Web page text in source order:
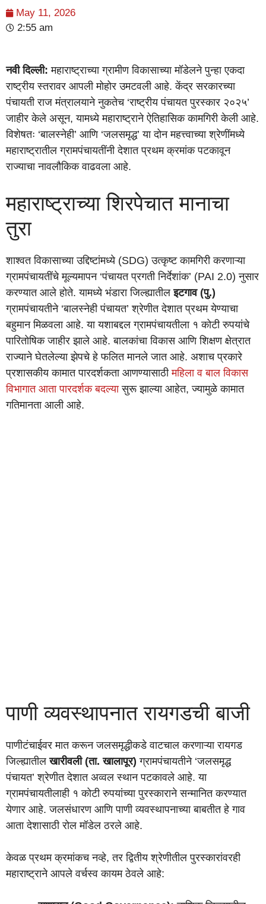
May 11, 2026
2:55 am
नवी दिल्ली: महाराष्ट्राच्या ग्रामीण विकासाच्या मॉडेलने पुन्हा एकदा
राष्ट्रीय स्तरावर आपली मोहोर उमटवली आहे. केंद्र सरकारच्या
पंचायती राज मंत्रालयाने नुकतेच ‘राष्ट्रीय पंचायत पुरस्कार २०२५’
जाहीर केले असून, यामध्ये महाराष्ट्राने ऐतिहासिक कामगिरी केली आहे.
विशेषतः ‘बालस्नेही’ आणि ‘जलसमृद्ध’ या दोन महत्त्वाच्या श्रेणींमध्ये
महाराष्ट्रातील ग्रामपंचायतींनी देशात प्रथम क्रमांक पटकावून
राज्याचा नावलौकिक वाढवला आहे.
महाराष्ट्राच्या शिरपेचात मानाचा
तुरा
शाश्वत विकासाच्या उद्दिष्टांमध्ये (SDG) उत्कृष्ट कामगिरी करणाऱ्या
ग्रामपंचायतींचे मूल्यमापन ‘पंचायत प्रगती निर्देशांक’ (PAI 2.0) नुसार
करण्यात आले होते. यामध्ये भंडारा जिल्ह्यातीलइटगाव (पु.)
ग्रामपंचायतीने ‘बालस्नेही पंचायत’ श्रेणीत देशात प्रथम येण्याचा
बहुमान मिळवला आहे. या यशाबद्दल ग्रामपंचायतीला १ कोटी रुपयांचे
पारितोषिक जाहीर झाले आहे. बालकांचा विकास आणि शिक्षण क्षेत्रात
राज्याने घेतलेल्या झेपचे हे फलित मानले जात आहे. अशाच प्रकारे
प्रशासकीय कामात पारदर्शकता आणण्यासाठीमहिला व बाल विकास
विभागात आता पारदर्शक बदल्यासुरू झाल्या आहेत, ज्यामुळे कामात
गतिमानता आली आहे.
पाणी व्यवस्थापनात रायगडची बाजी
पाणीटंचाईवर मात करून जलसमृद्धीकडे वाटचाल करणाऱ्या रायगड
जिल्ह्यातीलखारीवली (ता. खालापूर) ग्रामपंचायतीने ‘जलसमृद्ध
पंचायत’ श्रेणीत देशात अव्वल स्थान पटकावले आहे. या
ग्रामपंचायतीलाही १ कोटी रुपयांच्या पुरस्काराने सन्मानित करण्यात
येणार आहे. जलसंधारण आणि पाणी व्यवस्थापनाच्या बाबतीत हे गाव
आता देशासाठी रोल मॉडेल ठरले आहे.
केवळ प्रथम क्रमांकच नव्हे, तर द्वितीय श्रेणीतील पुरस्कारांवरही
महाराष्ट्राने आपले वर्चस्व कायम ठेवले आहे: